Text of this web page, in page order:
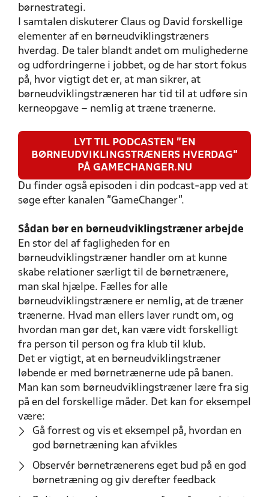
børnestrategi.
I samtalen diskuterer Claus og David forskellige
elementer af en børneudviklingstræners
hverdag. De taler blandt andet om mulighederne
og udfordringerne i jobbet, og de har stort fokus
på, hvor vigtigt det er, at man sikrer, at
børneudviklingstræneren har tid til at udføre sin
kerneopgave – nemlig at træne trænerne.
LYT TIL PODCASTEN "EN
BØRNEUDVIKLINGSTRÆNERS HVERDAG"
PÅ GAMECHANGER.NU
Du finder også episoden i din podcast-app ved at
søge efter kanalen "GameChanger".
Sådan bør en børneudviklingstræner arbejde
En stor del af fagligheden for en
børneudviklingstræner handler om at kunne
skabe relationer særligt til de børnetrænere,
man skal hjælpe. Fælles for alle
børneudviklingstrænere er nemlig, at de træner
trænerne. Hvad man ellers laver rundt om, og
hvordan man gør det, kan være vidt forskelligt
fra person til person og fra klub til klub.
Det er vigtigt, at en børneudviklingstræner
løbende er med børnetrænerne ude på banen.
Man kan som børneudviklingstræner lære fra sig
på en del forskellige måder. Det kan for eksempel
være:
Gå forrest og vis et eksempel på, hvordan en
god børnetræning kan afvikles
Observér børnetrænerens eget bud på en god
børnetræning og giv derefter feedback